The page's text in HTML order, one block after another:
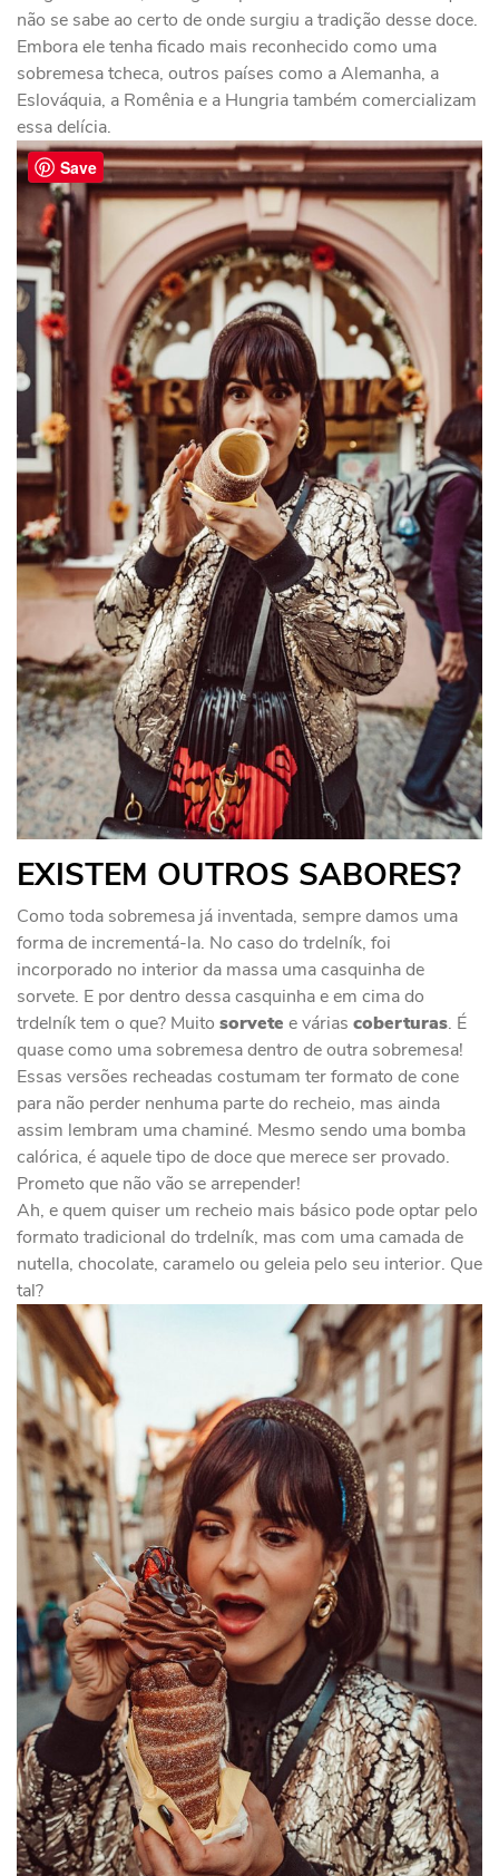
não se sabe ao certo de onde surgiu a tradição desse doce.
Embora ele tenha ficado mais reconhecido como uma
sobremesa tcheca, outros países como a Alemanha, a
Eslováquia, a Romênia e a Hungria também comercializam
essa delícia.
EXISTEM OUTROS SABORES?
Como toda sobremesa já inventada, sempre damos uma
forma de incrementá-la. No caso do trdelník, foi
incorporado no interior da massa uma casquinha de
sorvete. E por dentro dessa casquinha e em cima do
trdelník tem o que? Muito sorvete e várias coberturas. É
quase como uma sobremesa dentro de outra sobremesa!
Essas versões recheadas costumam ter formato de cone
para não perder nenhuma parte do recheio, mas ainda
assim lembram uma chaminé. Mesmo sendo uma bomba
calórica, é aquele tipo de doce que merece ser provado.
Prometo que não vão se arrepender!
Ah, e quem quiser um recheio mais básico pode optar pelo
formato tradicional do trdelník, mas com uma camada de
nutella, chocolate, caramelo ou geleia pelo seu interior. Que
tal?
Save